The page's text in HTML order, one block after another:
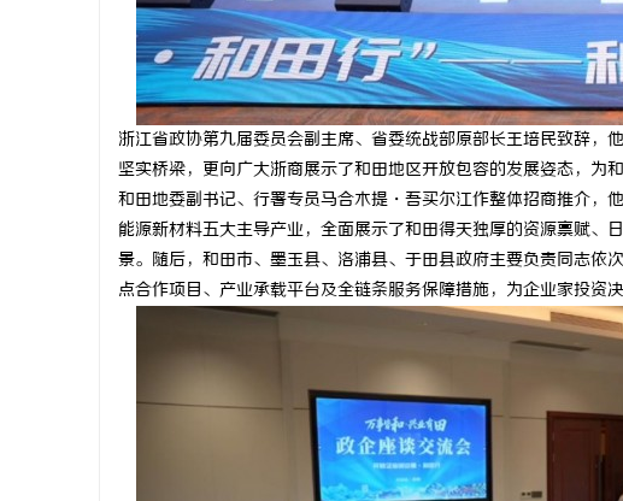
浙江省政协第九届委员会副主席、省委统战部原部长王培民致辞，
坚实桥梁，更向广大浙商展示了和田地区开放包容的发展姿态，为
和田地委副书记、行署专员马合木提・吾买尔江作整体招商推介，
能源新材料五大主导产业，全面展示了和田得天独厚的资源禀赋、
景。随后，和田市、墨玉县、洛浦县、于田县政府主要负责同志依
点合作项目、产业承载平台及全链条服务保障措施，为企业家投资